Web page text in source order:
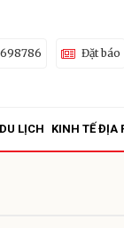
Đặt báo
DU LỊCH KINH TẾ ĐỊA